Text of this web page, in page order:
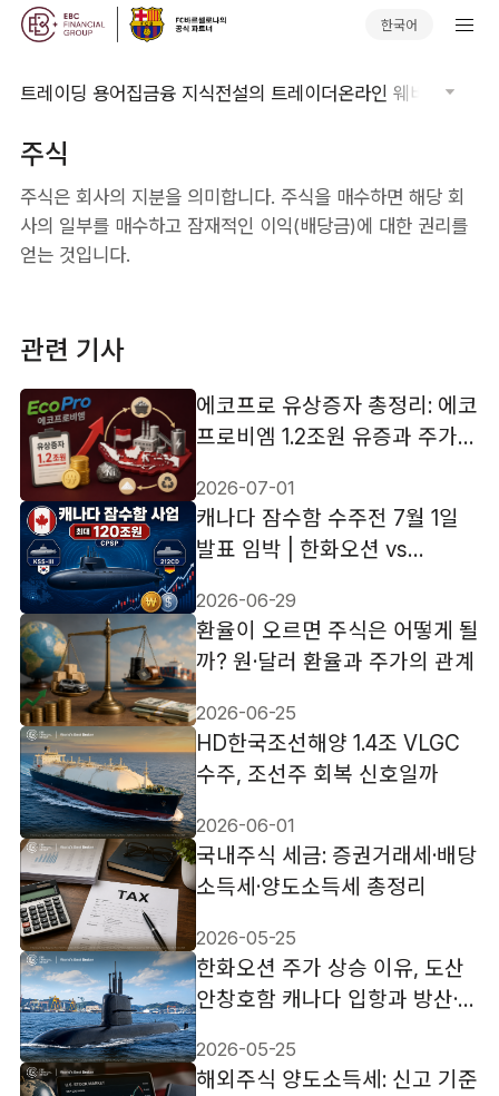
한국어
트레이딩 용어집금융 지식전설의 트레이더온라인 웨비나 글로
주식
주식은 회사의 지분을 의미합니다. 주식을 매수하면 해당 회
사의 일부를 매수하고 잠재적인 이익(배당금)에 대한 권리를
얻는 것입니다.
관련 기사
에코프로 유상증자 총정리: 에코
프로비엠 1.2조원 유증과 주가
2026-07-01
캐나다 잠수함 수주전 7월 1일
발표 임박 | 한화오션 vs
2026-06-29
환율이 오르면 주식은 어떻게 될
까? 원·달러 환율과 주가의 관계
2026-06-25
HD한국조선해양 1.4조 VLGC
수주, 조선주 회복 신호일까
2026-06-01
국내주식 세금: 증권거래세·배당
소득세·양도소득세 총정리
2026-05-25
한화오션 주가 상승 이유, 도산
안창호함 캐나다 입항과 방산·조
선 관련주 영향
2026-05-25
해외주식 양도소득세: 신고 기준